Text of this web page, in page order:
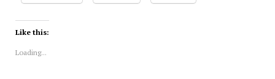
Like this:
Loading...